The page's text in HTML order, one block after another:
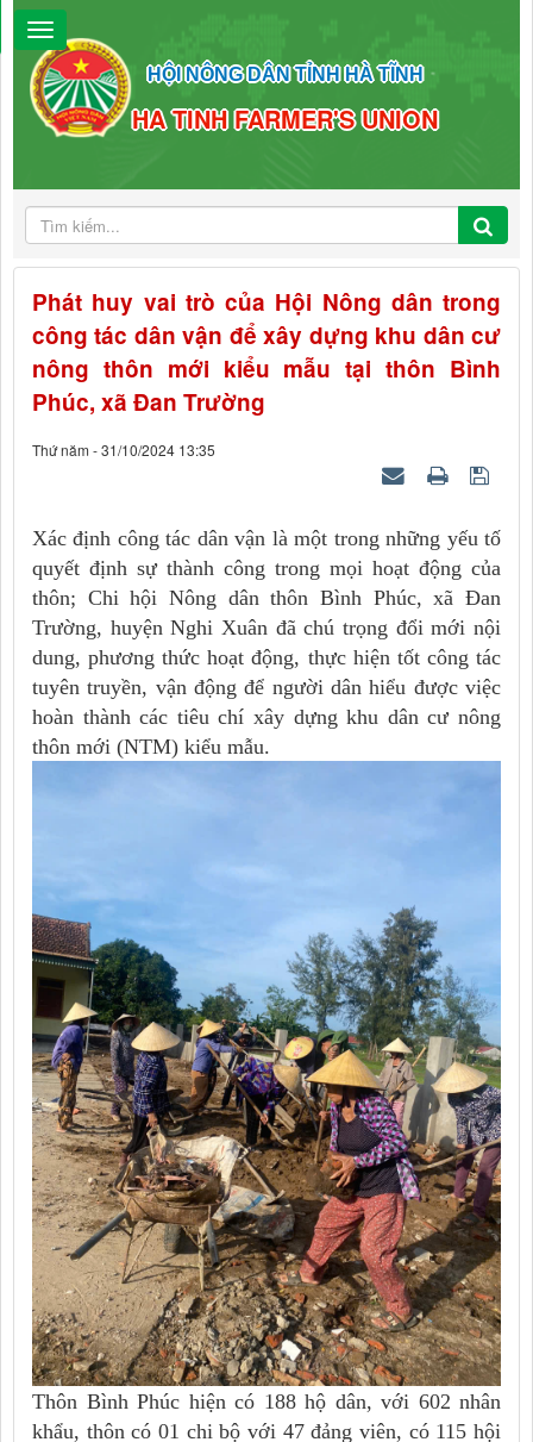
HỘI NÔNG DÂN TỈNH HÀ TĨNH
HA TINH FARMER'S UNION
Phát huy vai trò của Hội Nông dân trong
công tác dân vận để xây dựng khu dân cư
nông thôn mới kiểu mẫu tại thôn Bình
Phúc, xã Đan Trường
Thứ năm - 31/10/2024 13:35
Xác định công tác dân vận là một trong những yếu tố
quyết định sự thành công trong mọi hoạt động của
thôn; Chi hội Nông dân thôn Bình Phúc, xã Đan
Trường, huyện Nghi Xuân đã chú trọng đổi mới nội
dung, phương thức hoạt động, thực hiện tốt công tác
tuyên truyền, vận động để người dân hiểu được việc
hoàn thành các tiêu chí xây dựng khu dân cư nông
thôn mới (NTM) kiểu mẫu.
Thôn Bình Phúc hiện có 188 hộ dân, với 602 nhân
khẩu, thôn có 01 chi bộ với 47 đảng viên, có 115 hội